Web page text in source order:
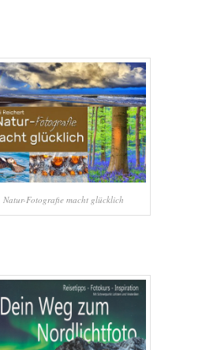
Natur-Fotografie macht glücklich